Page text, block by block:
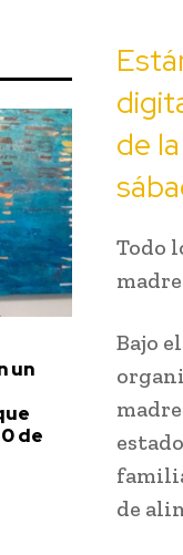
un
de
de
Todo
Bajo
de